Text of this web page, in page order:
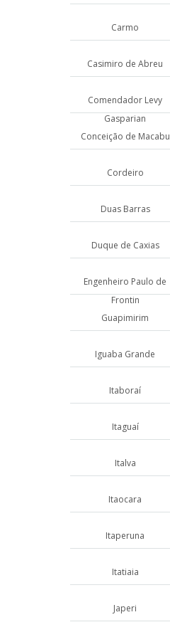
Carmo
Casimiro de Abreu
Comendador Levy
Gasparian
Conceição de Macabu
Cordeiro
Duas Barras
Duque de Caxias
Engenheiro Paulo de
Frontin
Guapimirim
Iguaba Grande
Itaboraí
Itaguaí
Italva
Itaocara
Itaperuna
Itatiaia
Japeri